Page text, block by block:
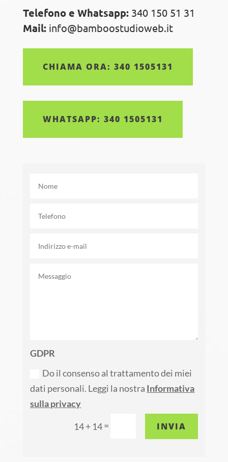
Telefono e Whatsapp:340 150 51 31
Mail:info@bamboostudioweb.it
CHIAMA ORA: 340 1505131
WHATSAPP: 340 1505131
GDPR
Do il consenso al trattamento dei miei
dati personali. Leggi la nostra Informativa
sulla privacy
14 + 14= INVIA